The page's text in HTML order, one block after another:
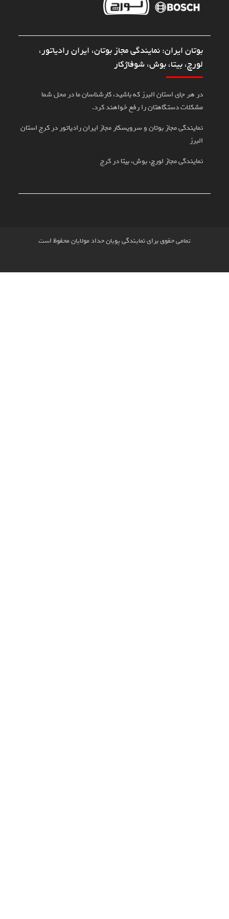
نمایندگی مجاز بوتان، ایران رادیاتور،
بیتا، بوش، شوفاژکار
استان البرز که باشید، کارشناسان ما در محل شما
دستگاهتان را رفع خواهند کرد.
مجاز بوتان و سرویسکار مجاز ایران رادیاتور در کرج استان
مجاز لورچ، بوش، بیتا در کرج
حقوق برای نمایندگی پویان حداد مولایان محفوظ است